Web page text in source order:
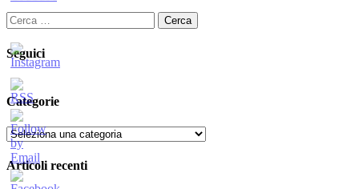
Ricerca
per:
Seguici
Categorie
Categorie
Articoli recenti